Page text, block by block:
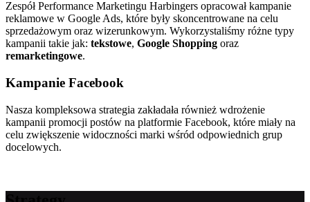
Zespół Performance Marketingu Harbingers opracował kampanie
reklamowe w Google Ads, które były skoncentrowane na celu
sprzedażowym oraz wizerunkowym. Wykorzystaliśmy różne typy
kampanii takie jak: tekstowe, Google Shopping oraz
remarketingowe.
Kampanie Facebook
Nasza kompleksowa strategia zakładała również wdrożenie
kampanii promocji postów na platformie Facebook, które miały na
celu zwiększenie widoczności marki wśród odpowiednich grup
docelowych.